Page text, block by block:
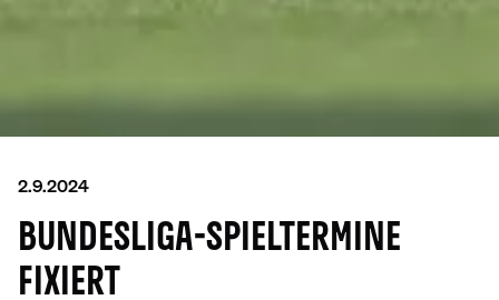
2.9.2024
BUNDESLIGA-SPIELTERMINE
FIXIERT